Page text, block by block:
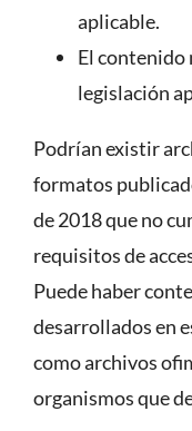
aplicable.
El contenido
legislación
Podrían existir
formatos
de 2018 que no
requisitos de
Puede haber
desarrollados en
como archivos
organismos que